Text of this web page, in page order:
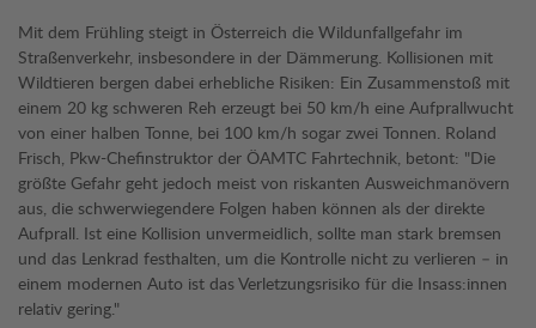
Mit dem Frühling steigt in Österreich die Wildunfallgefahr im
Straßenverkehr, insbesondere in der Dämmerung. Kollisionen mit
Wildtieren bergen dabei erhebliche Risiken: Ein Zusammenstoß mit
einem 20 kg schweren Reh erzeugt bei 50 km/h eine Aufprallwucht
von einer halben Tonne, bei 100 km/h sogar zwei Tonnen. Roland
Frisch, Pkw-Chefinstruktor der ÖAMTC Fahrtechnik, betont: "Die
größte Gefahr geht jedoch meist von riskanten Ausweichmanövern
aus, die schwerwiegendere Folgen haben können als der direkte
Aufprall. Ist eine Kollision unvermeidlich, sollte man stark bremsen
und das Lenkrad festhalten, um die Kontrolle nicht zu verlieren – in
einem modernen Auto ist das Verletzungsrisiko für die Insass:innen
relativ gering."